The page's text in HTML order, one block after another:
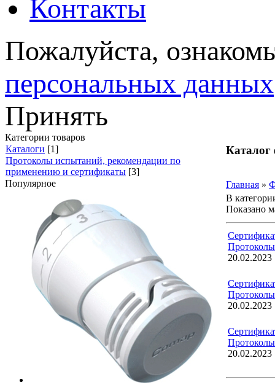
Контакты
Пожалуйста,
персональных данных
Принять
Категории товаров
Каталоги [1]
Протоколы испытаний, рекомендации по
применению и сертификаты [3]
Популярное
Каталог
Главная »
В
Показано
20.02.2023
20.02.2023
20.02.2023